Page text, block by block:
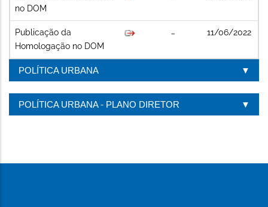
no DOM
Publicação da
Homologação no DOM
11/06/2022
POLÍTICA URBANA
POLÍTICA URBANA - PLANO DIRETOR